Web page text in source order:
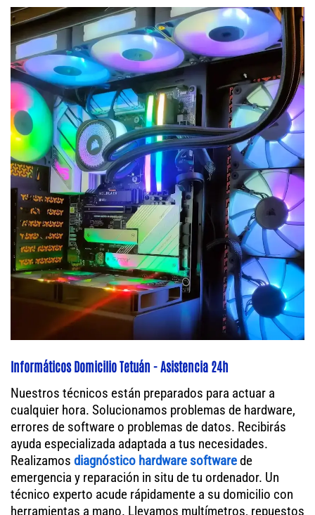
Informáticos Domicilio Tetuán - Asistencia 24h
Nuestros técnicos están preparados para actuar a
cualquier hora. Solucionamos problemas de hardware,
errores de software o problemas de datos. Recibirás
ayuda especializada adaptada a tus necesidades.
Realizamos diagnóstico hardware softwarede
emergencia y reparación in situ de tu ordenador. Un
técnico experto acude rápidamente a su domicilio con
herramientas a mano. Llevamos multímetros, repuestos